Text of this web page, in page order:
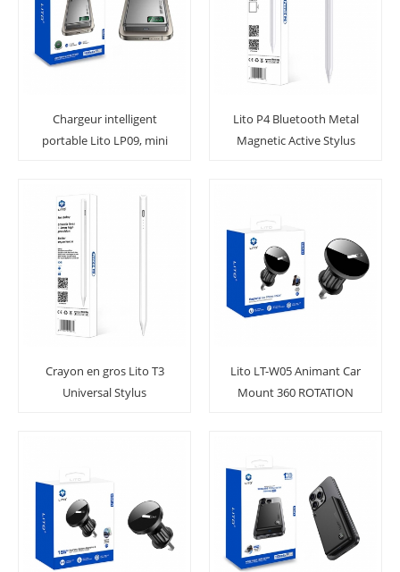
Chargeur intelligent
portable Lito LP09, mini
externe 5 000 mAh, 10
Lito P4 Bluetooth Metal
Magnetic Active Stylus
Crayon en gros Lito T3
Universal Stylus
Lito LT-W05 Animant Car
Mount 360 ROTATION
TÉLÉPOSANT POUR CAR